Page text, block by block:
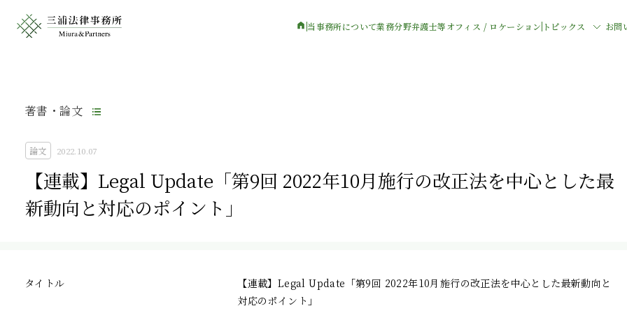
当事務所について業務分野弁護士等オフィス / ロケーション トピックス お問
著書・論文
論文 2022.10.07
【連載】Legal Update「第9回 2022年10月施行の改正法を中心とした最
新動向と対応のポイント」
タイトル
【連載】Legal Update「第9回 2022年10月施行の改正法を中心とした最新動向と
対応のポイント」